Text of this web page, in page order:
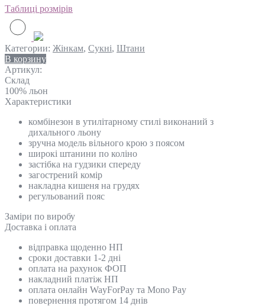
Таблиці розмірів
Категории: Жінкам, Сукні, Штани
В корзину
Артикул:
Склад
100% льон
Характеристики
комбінезон в утилітарному стилі виконаний з
дихального льону
зручна модель вільного крою з поясом
широкі штанини по коліно
застібка на гудзики спереду
загострений комір
накладна кишеня на грудях
регульований пояс
Замiри по виробу
Доставка і оплата
відправка щоденно НП
сроки доставки 1-2 дні
оплата на рахунок ФОП
накладний платіж НП
оплата онлайн WayForPay та Mono Pay
повернення протягом 14 днів